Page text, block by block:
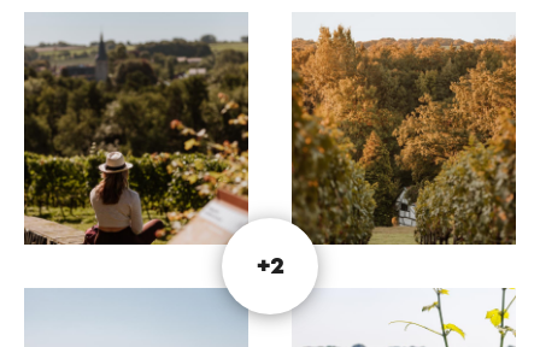
Holen Sie sich die Begleitbroschüre kostenlos in
den Geschäften von Visit Zuid-Limburg oder bei
den Unternehmern entlang der Route.
Möchten Sie mehr über diesen
Weinbergspaziergang erfahren? Lesen Sie eshier.
Dieser Text wurde mit Hilfe eines Online-
Übersetzungsdienstes automatisch übersetzt.
+2